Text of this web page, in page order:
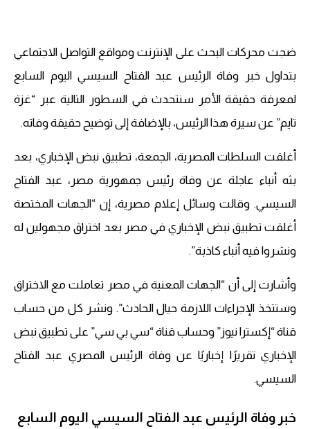
ضجت محركات البحث على الإنترنت ومواقع التواصل الاجتماعي
بتداول خبر وفاة الرئيس عبد الفتاح السيسي اليوم السابع
لمعرفة حقيقة الأمر سنتحدث في السطور التالية عبر “غزة
تايم” عن سيرة هذا الرئيس، بالإضافة إلى توضيح حقيقة وفاته.
أغلقت السلطات المصرية، الجمعة، تطبيق نبض الإخباري، بعد
بثه أنباء عاجلة عن وفاة رئيس جمهورية مصر، عبد الفتاح
السيسي. وقالت وسائل إعلام مصرية، إن “الجهات المختصة
أغلقت تطبيق نبض الإخباري في مصر بعد اختراق مجهولين له
ونشروا فيه أنباء كاذبة”.
وأشارت إلى أن “الجهات المعنية في مصر تعاملت مع الاختراق
وستتخذ الإجراءات اللازمة حيال الحادث”. ونشر كل من حساب
قناة “إكسترا نيوز” وحساب قناة “سي بي سي” على تطبيق نبض
الإخباري تقريرًا إخباريًا عن وفاة الرئيس المصري عبد الفتاح
السيسي.
خبر وفاة الرئيس عبد الفتاح السيسي اليوم السابع